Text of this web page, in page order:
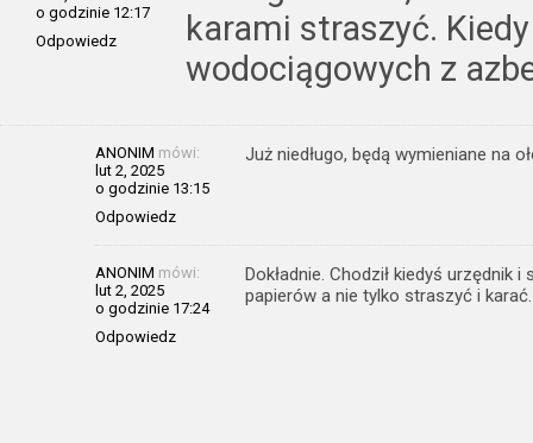
o godzinie 12:17
Odpowiedz
karami straszyć.
wodociągowych z
ANONIM mówi:
lut 2, 2025
o godzinie 13:15
Odpowiedz
Już niedługo, będą wymieniane na
ANONIM mówi:
lut 2, 2025
o godzinie 17:24
Odpowiedz
Dokładnie. Chodził kiedyś urzędnik
papierów a nie tylko straszyć i